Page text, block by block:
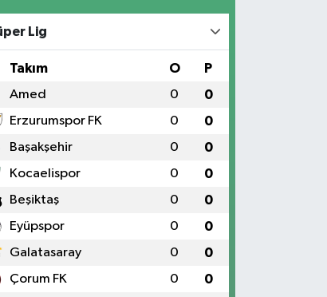
Lig
Takım O P
Amed 0 0
Erzurumspor FK 0 0
Başakşehir 0 0
Kocaelispor 0 0
Beşiktaş 0 0
Eyüpspor 0 0
Galatasaray 0 0
Çorum FK 0 0